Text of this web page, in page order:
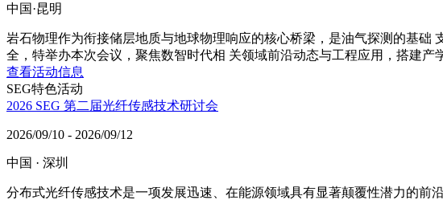
中国·昆明
岩石物理作为衔接储层地质与地球物理响应的核心桥梁，是油气探测的基
全，特举办本次会议，聚焦数智时代相 关领域前沿动态与工程应用，搭建产
查看活动信息
SEG特色活动
2026 SEG 第二届光纤传感技术研讨会
2026/09/10 - 2026/09/12
中国 · 深圳
分布式光纤传感技术是一项发展迅速、在能源领域具有显著颠覆性潜力的